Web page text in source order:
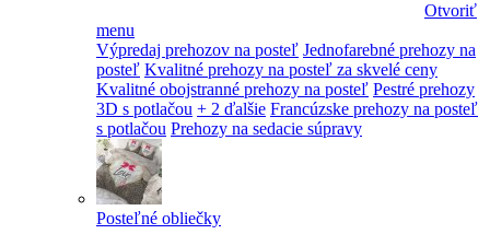
Otvoriť
menu
Výpredaj prehozov na posteľ Jednofarebné prehozy na
posteľ Kvalitné prehozy na posteľ za skvelé ceny
Kvalitné obojstranné prehozy na posteľ Pestré prehozy
3D s potlačou + 2 ďalšie Francúzske prehozy na posteľ
s potlačou Prehozy na sedacie súpravy
Posteľné obliečky